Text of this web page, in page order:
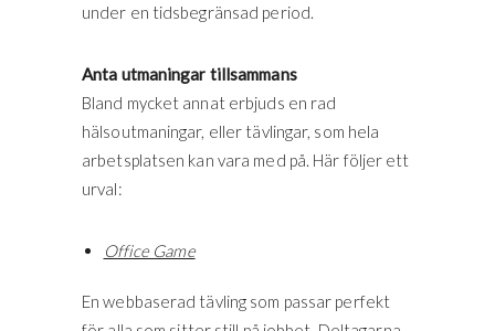
under en tidsbegränsad period.
Anta utmaningar tillsammans
Bland mycket annat erbjuds en rad
hälsoutmaningar, eller tävlingar, som hela
arbetsplatsen kan vara med på. Här följer ett
urval:
Office Game
En webbaserad tävling som passar perfekt